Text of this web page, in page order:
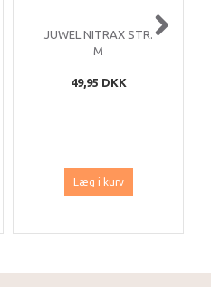
JUWEL NITRAX STR.
M
49,95 DKK
Læg i kurv